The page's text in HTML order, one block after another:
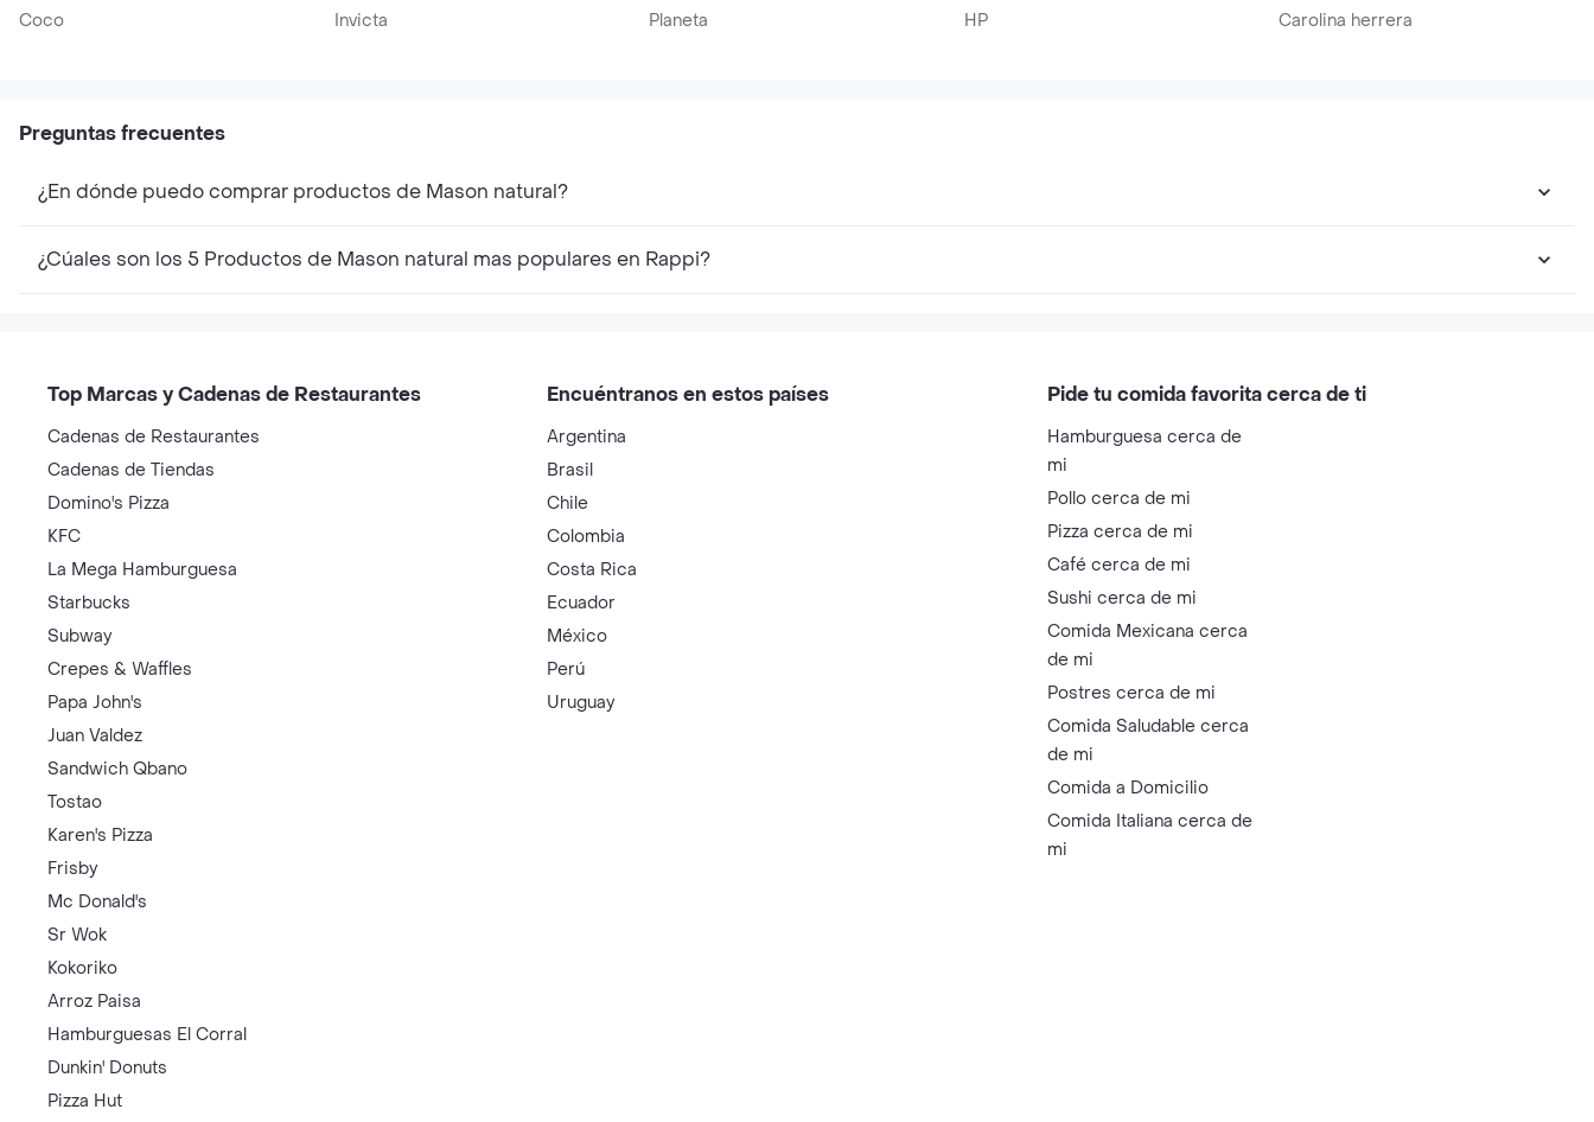
Coco
Invicta Planeta HP Carolina herrera
Preguntas frecuentes
¿En dónde puedo comprar productos de Mason natural?
¿Cúales son los 5 Productos de Mason natural mas populares en Rappi?
Top Marcas y Cadenas de Restaurantes
Cadenas de Restaurantes
Cadenas de Tiendas
Domino's Pizza
KFC
La Mega Hamburguesa
Starbucks
Subway
Crepes & Waffles
Papa John's
Juan Valdez
Sandwich Qbano
Tostao
Karen's Pizza
Frisby
Mc Donald's
Sr Wok
Kokoriko
Arroz Paisa
Hamburguesas El Corral
Dunkin' Donuts
Pizza Hut
Encuéntranos en estos países
Argentina
Brasil
Chile
Colombia
Costa Rica
Ecuador
México
Perú
Uruguay
Pide tu comida favorita cerca de ti
Hamburguesa cerca de
mi
Pollo cerca de mi
Pizza cerca de mi
Café cerca de mi
Sushi cerca de mi
Comida Mexicana cerca
de mi
Postres cerca de mi
Comida Saludable cerca
de mi
Comida a Domicilio
Comida Italiana cerca de
mi